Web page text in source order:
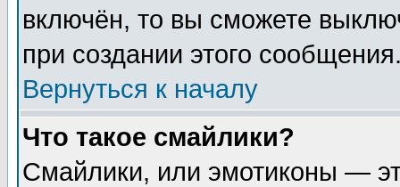
включён, то вы сможете
при создании этого
Вернуться к началу
Что такое смайлики?
Смайлики, или эмотиконы —